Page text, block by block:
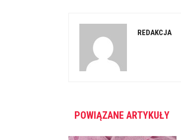
REDAKCJA
POWIĄZANE ARTYKUŁY